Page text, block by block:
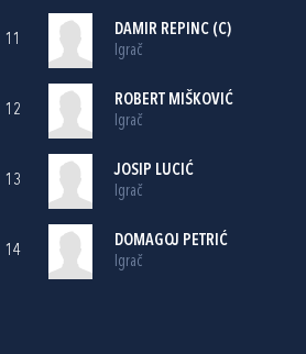
11
DAMIR REPINC (C)
Igrač
12
ROBERT MIŠKOVIĆ
Igrač
13
JOSIP LUCIĆ
Igrač
14
DOMAGOJ PETRIĆ
Igrač